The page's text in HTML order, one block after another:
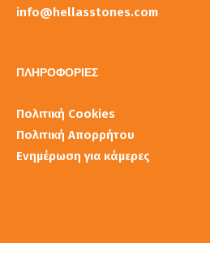
info@hellasstones.com
ΠΛΗΡΟΦΟΡΙΕΣ
Πολιτική Cookies
Πολιτική Απορρήτου
Ενημέρωση για κάμερες